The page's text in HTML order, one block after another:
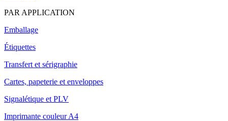
PAR APPLICATION
Emballage
Étiquettes
Transfert et sérigraphie
Cartes, papeterie et enveloppes
Signalétique et PLV
Imprimante couleur A4